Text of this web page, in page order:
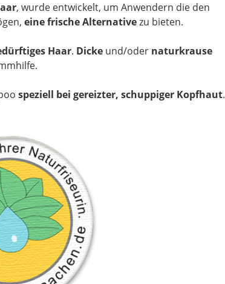
, wurde entwickelt, um Anwendern die den
eine frische Alternativezu bieten.
Haar. Dicke und/oder naturkrause
speziell bei gereizter, schuppiger Kopfhaut.